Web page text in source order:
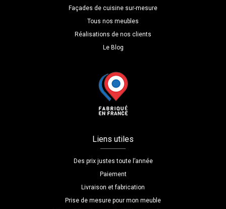
Façades de cuisine sur-mesure
Tous nos meubles
Réalisations de nos clients
Le Blog
Liens utiles
Des prix justes toute l’année
Paiement
Livraison et fabrication
Prise de mesure pour mon meuble